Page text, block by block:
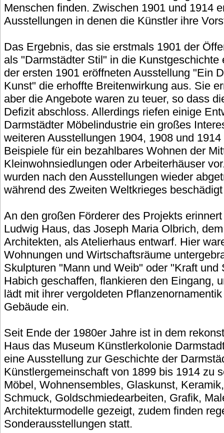
Menschen finden. Zwischen 1901 und 1914
Ausstellungen in denen die Künstler ihre
Das Ergebnis, das sie erstmals 1901 der
als "Darmstädter Stil" in die Kunstgeschichte
der ersten 1901 eröffneten Ausstellung "Ein
Kunst" die erhoffte Breitenwirkung aus. Sie
aber die Angebote waren zu teuer, so dass
Defizit abschloss. Allerdings riefen einige
Darmstädter Möbelindustrie ein großes
weiteren Ausstellungen 1904, 1908 und
Beispiele für ein bezahlbares Wohnen der
Kleinwohnsiedlungen oder Arbeiterhäuser
wurden nach den Ausstellungen wieder
während des Zweiten Weltkrieges
An den großen Förderer des Projekts
Ludwig Haus, das Joseph Maria Olbrich,
Architekten, als Atelierhaus entwarf. Hier
Wohnungen und Wirtschaftsräume
Skulpturen "Mann und Weib" oder "Kraft und
Habich geschaffen, flankieren den Eingang,
lädt mit ihrer vergoldeten
Gebäude ein.
Seit Ende der 1980er Jahre ist in dem
Haus das Museum Künstlerkolonie
eine Ausstellung zur Geschichte der
Künstlergemeinschaft von 1899 bis 1914 zu
Möbel, Wohnensembles, Glaskunst,
Schmuck, Goldschmiedearbeiten, Grafik,
Architekturmodelle gezeigt, zudem finden
Sonderausstellungen statt.